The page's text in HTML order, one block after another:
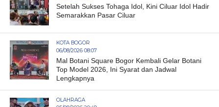
Setelah Sukses Tohaga Idol, Kini Ciluar Idol Hadir
Semarakkan Pasar Ciluar
KOTA BOGOR
06/08/2026 08:07
Mal Botani Square Bogor Kembali Gelar Botani
Top Model 2026, Ini Syarat dan Jadwal
Lengkapnya
OLAHRAGA